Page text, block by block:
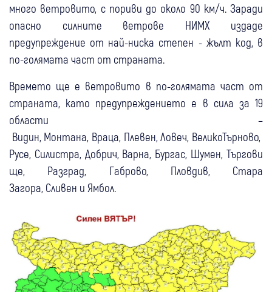
много ветровито, с пориви до около 90 км/ч. Заради
опасно силните ветрове НИМХ издаде
предупреждение от най-ниска степен - жълт код, в
по-голямата част от страната.
Времето ще е ветровито в по-голямата част от
страната, като предупреждението е в сила за 19
области –
Видин, Монтана, Враца, Плевен, Ловеч, ВеликоТърново,
Русе, Силистра, Добрич, Варна, Бургас, Шумен, Търгови
ще, Разград, Габрово, Пловдив, Стара
Загора, Сливен и Ямбол.